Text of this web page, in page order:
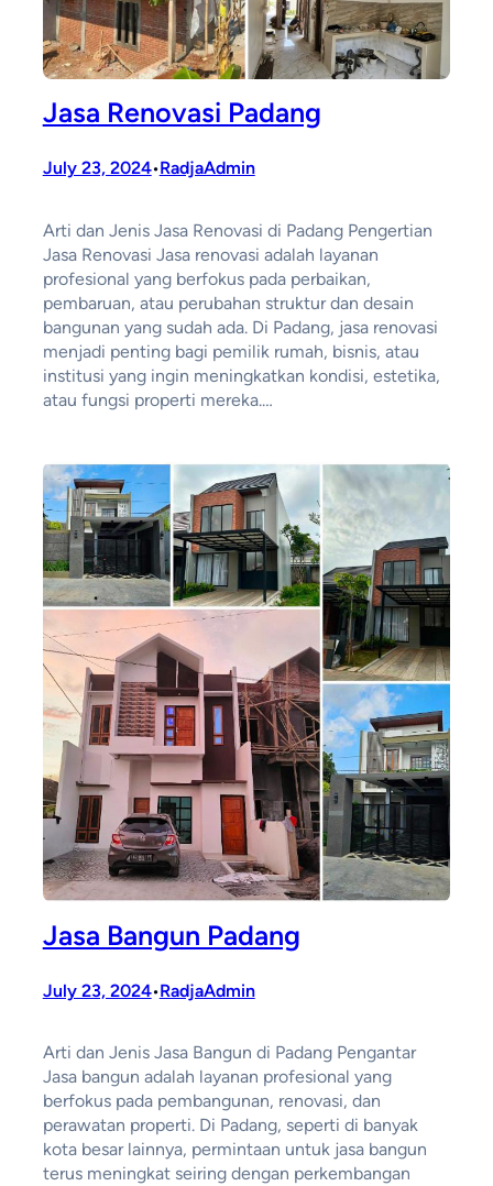
Jasa Renovasi Padang
July 23, 2024•RadjaAdmin
Arti dan Jenis Jasa Renovasi di Padang Pengertian
Jasa Renovasi Jasa renovasi adalah layanan
profesional yang berfokus pada perbaikan,
pembaruan, atau perubahan struktur dan desain
bangunan yang sudah ada. Di Padang, jasa renovasi
menjadi penting bagi pemilik rumah, bisnis, atau
institusi yang ingin meningkatkan kondisi, estetika,
atau fungsi properti mereka.…
Jasa Bangun Padang
July 23, 2024•RadjaAdmin
Arti dan Jenis Jasa Bangun di Padang Pengantar
Jasa bangun adalah layanan profesional yang
berfokus pada pembangunan, renovasi, dan
perawatan properti. Di Padang, seperti di banyak
kota besar lainnya, permintaan untuk jasa bangun
terus meningkat seiring dengan perkembangan